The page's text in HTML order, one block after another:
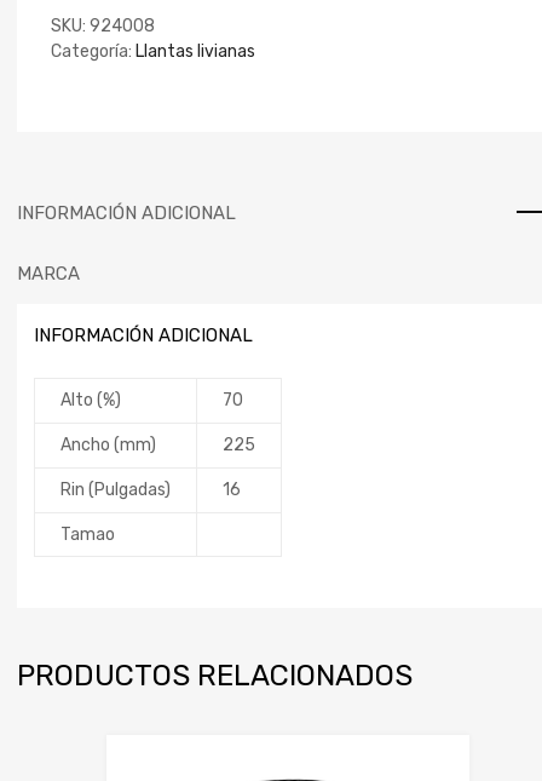
SKU: 924008
Categoría: Llantas livianas
INFORMACIÓN ADICIONAL
MARCA
INFORMACIÓN ADICIONAL
Alto (%) 70
Ancho (mm) 225
Rin (Pulgadas) 16
Tamao
PRODUCTOS RELACIONADOS